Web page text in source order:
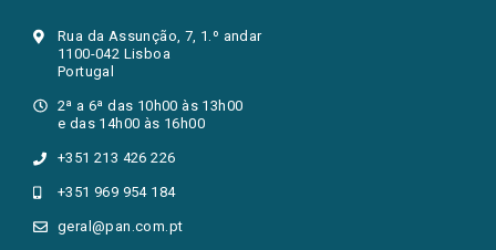
Rua da Assunção, 7, 1.º andar
1100-042 Lisboa
Portugal
2ª a 6ª das 10h00 às 13h00
e das 14h00 às 16h00
+351 213 426 226
+351 969 954 184
geral@pan.com.pt